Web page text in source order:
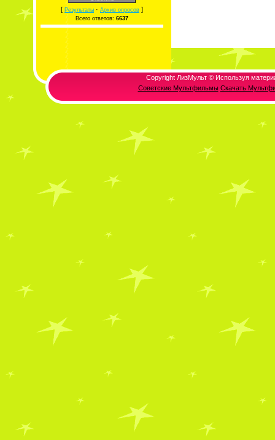
[ Результаты · Архив опросов ]
Всего ответов: 6637
Copyright ЛизМульт © Используя
Советские Мультфильмы Скачать